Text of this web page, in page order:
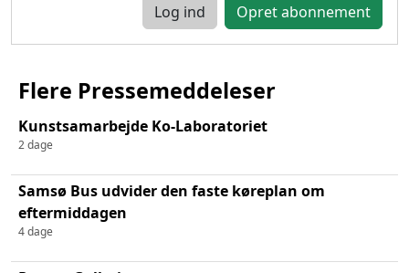
Log ind
Flere Pressemeddeleser
Kunstsamarbejde Ko-Laboratoriet
2 dage
Samsø Bus udvider den faste køreplan om
eftermiddagen
4 dage